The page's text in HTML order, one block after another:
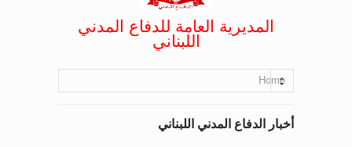
المديرية العامة للدفاع المدني
اللبناني
Home
أخبار الدفاع المدني اللبناني